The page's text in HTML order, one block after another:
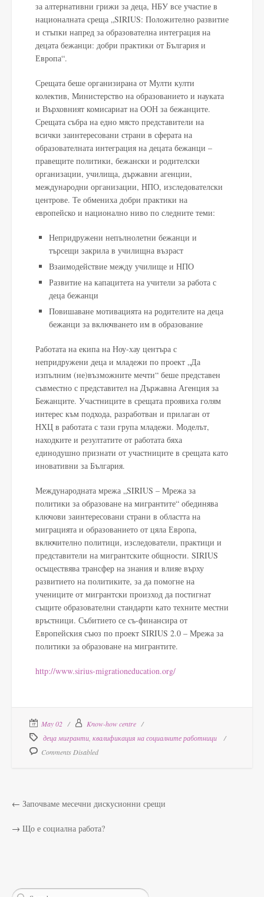
за алтернативни грижи за деца, НБУ все участие в
националната среща „SIRIUS: Положително развитие
и стъпки напред за образователна интеграция на
децата бежанци: добри практики от България и
Европа“.
Срещата беше организирана от Мулти култи
колектив, Министерство на образованието и науката
и Върховният комисариат на ООН за бежанците.
Срещата събра на едно място представители на
всички заинтересовани страни в сферата на
образователната интеграция на децата бежанци –
правещите политики, бежански и родителски
организации, училища, държавни агенции,
международни организации, НПО, изследователски
центрове. Те обмениха добри практики на
европейско и национално ниво по следните теми:
Непридружени непълнолетни бежанци и
търсещи закрила в училищна възраст
Взаимодействие между училище и НПО
Развитие на капацитета на учители за работа с
деца бежанци
Повишаване мотивацията на родителите на деца
бежанци за включването им в образование
Работата на екипа на Ноу-хау центъра с
непридружени деца и младежи по проект „Да
изпълним (не)възможните мечти“ беше представен
съвместно с представител на Държавна Агенция за
Бежанците. Участниците в срещата проявиха голям
интерес към подхода, разработван и прилаган от
НХЦ в работата с тази група младежи. Моделът,
находките и резултатите от работата бяха
единодушно признати от участниците в срещата като
иновативни за България.
Международната мрежа „SIRIUS – Мрежа за
политики за образоване на мигрантите“ обединява
ключови заинтересовани страни в областта на
миграцията и образованието от цяла Европа,
включително политици, изследователи, практици и
представители на мигрантските общности. SIRIUS
осъществява трансфер на знания и влияе върху
развитието на политиките, за да помогне на
учениците от мигрантски произход да постигнат
същите образователни стандарти като техните местни
връстници. Събитието се съ-финансира от
Европейския съюз по проект SIRIUS 2.0 – Мрежа за
политики за образоване на мигрантите.
http://www.sirius-migrationeducation.org/
May 02
Know-how centre
деца мигранти квалификация на социалните работници
Comments Disabled
← Започваме месечни дискусионни срещи
→ Що е социална работа?